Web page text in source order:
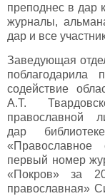
преподнес в дар
журналы,
дар и все
Заведующая
поблагодарила
содействие
А.Т.
православной
дар
«Православное
первый номер
«Покров» за
православная»